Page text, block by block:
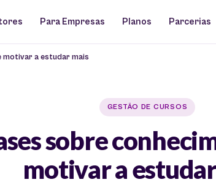
Para Empresas Planos Parcerias
motivar a estudar mais
GESTÃO DE CURSOS
sobre
motivar a